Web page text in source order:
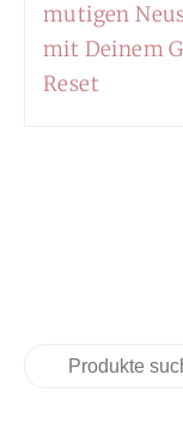
mutigen
mit Deinem
Reset